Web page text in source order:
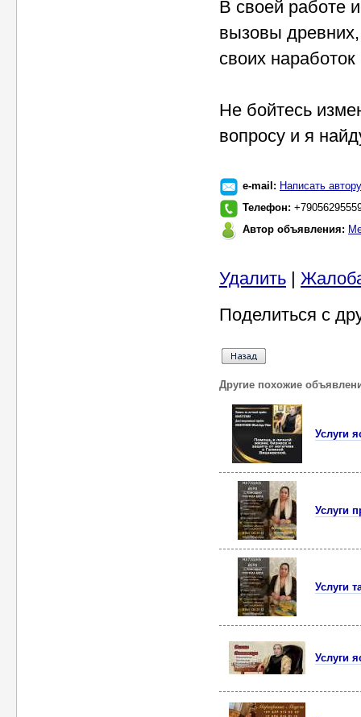
В своей работе
вызовы
своих
Не бойтесь
вопросу и я
e-mail: Написать автору
Телефон:
Автор объявления:
Удалить |
Поделиться с
Другие похожие
Услуги
Услуги
Услуги
Услуги